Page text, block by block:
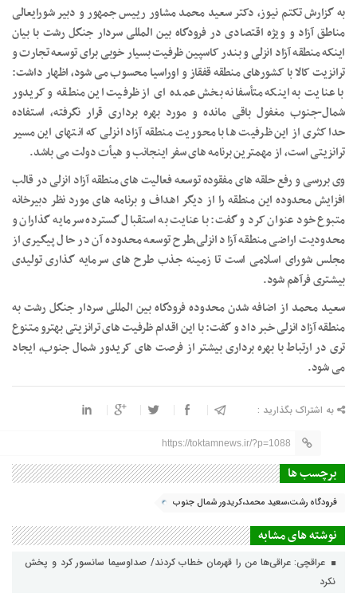
به گزارش تکتم نیوز، دکتر سعید محمد مشاور رییس جمهور و دبیر شورایعالی
مناطق آزاد و ویژه اقتصادی در فرودگاه بین المللی سردار جنگل رشت با بیان
اینکه منطقه آزاد انزلی و بندر کاسپین ظرفیت بسیار خوبی برای توسعه تجارت و
ترانزیت کالا با کشورهای منطقه قفقاز و اوراسیا محسوب می شود، اظهار داشت:
با عنایت به اینکه متأسفانه بخش عمده ای از ظرفیت این منطقه و کریدور
شمال-جنوب مغفول باقی مانده و مورد بهره برداری قرار نگرفته، استفاده
حداکثری از این ظرفیت ها با محوریت منطقه آزاد انزلی که انتهای این مسیر
ترانزیتی است، از مهمترین برنامه های سفر اینجانب و هیأت دولت می باشد.
وی بررسی و رفع حلقه های مفقوده توسعه فعالیت های منطقه آزاد انزلی در قالب
افزایش محدوده این منطقه را از دیگر اهداف و برنامه های مورد نظر دبیرخانه
متبوع خود عنوان کرد و گفت: با عنایت به استقبال گسترده سرمایه گذاران و
محدودیت اراضی منطقه آزاد انزلی،طرح توسعه محدوده آن در حال پیگیری از
مجلس شورای اسلامی است تا زمینه جذب طرح های سرمایه گذاری تولیدی
بیشتری فرآهم شود.
سعید محمد از اضافه شدن محدوده فرودگاه بین المللی سردار جنگل رشت به
منطقه آزاد انزلی خبر داد و گفت: با این اقدام ظرفیت های ترانزیتی بهترو متنوع
تری در ارتباط با بهره برداری بیشتر از فرصت های کریدور شمال جنوب، ایجاد
می شود.
به اشتراک بگذارید :
https://toktamnews.ir/?p=1088
برچسب ها
فرودگاه رشت،سعید محمد،کریدور شمال جنوب
نوشته های مشابه
عراقچی: عراقی‌ها من را قهرمان خطاب کردند/ صداوسیما سانسور کرد و پخش
نکرد